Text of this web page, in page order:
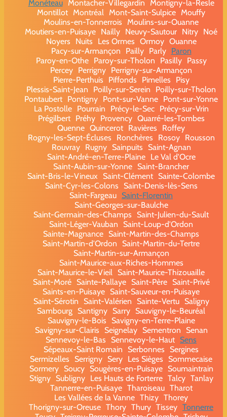
Monéteau
Montacher-Villegardin
Montigny-la-Resle
Montillot Montréal Mont-Saint-Sulpice Mouffy
Moulins-en-Tonnerrois
Moulins-sur-Ouanne
Moutiers-en-Puisaye Nailly Neuvy-Sautour Nitry Noé
Noyers
Nuits Les Ormes Ormoy Ouanne
Pacy-sur-Armançon
Pailly Parly
Paron
Paroy-en-Othe
Paroy-sur-Tholon Pasilly
Passy
Percey Perrigny Perrigny-sur-Armançon
Pierre-Perthuis
Piffonds Pimelles
Pisy
Plessis-Saint-Jean
Poilly-sur-Serein
Poilly-sur-Tholon
Pontaubert Pontigny Pont-sur-Vanne Pont-sur-Yonne
La Postolle
Pourrain Précy-le-Sec
Précy-sur-Vrin
Prégilbert
Préhy Provency Quarré-les-Tombes
Quenne Quincerot Ravières
Roffey
Rogny-les-Sept-Écluses
Ronchères Rosoy
Rousson
Rouvray
Rugny Sainpuits
Saint-Agnan
Saint-André-en-Terre-Plaine
Le Val d'Ocre
Saint-Aubin-sur-Yonne Saint-Brancher
Saint-Bris-le-Vineux
Saint-Clément Sainte-Colombe
Saint-Cyr-les-Colons
Saint-Denis-lès-Sens
Saint-Fargeau Saint-Florentin
Saint-Georges-sur-Baulche
Saint-Germain-des-Champs
Saint-Julien-du-Sault
Saint-Léger-Vauban
Saint-Loup-d'Ordon
Sainte-Magnance Saint-Martin-des-Champs
Saint-Martin-d'Ordon
Saint-Martin-du-Tertre
Saint-Martin-sur-Armançon
Saint-Maurice-aux-Riches-Hommes
Saint-Maurice-le-Vieil
Saint-Maurice-Thizouaille
Saint-Moré
Sainte-Pallaye Saint-Père
Saint-Privé
Saints-en-Puisaye Saint-Sauveur-en-Puisaye
Saint-Sérotin
Saint-Valérien Sainte-Vertu
Saligny
Sambourg Santigny Sarry Sauvigny-le-Beuréal
Sauvigny-le-Bois
Savigny-en-Terre-Plaine
Savigny-sur-Clairis
Seignelay Sementron
Senan
Sennevoy-le-Bas
Sennevoy-le-Haut Sens
Sépeaux-Saint Romain
Serbonnes
Sergines
Sermizelles
Serrigny Sery Les Sièges
Sommecaise
Sormery
Soucy Sougères-en-Puisaye
Soumaintrain
Stigny
Subligny Les Hauts de Forterre Talcy Tanlay
Tannerre-en-Puisaye Tharoiseau Tharot
Les Vallées de la Vanne Thizy Thorey
Thorigny-sur-Oreuse Thory Thury Tissey Tonnerre